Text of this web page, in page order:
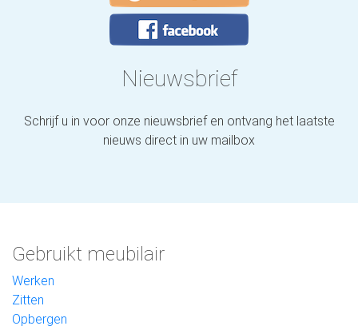
Nieuwsbrief
Schrijf u in voor onze nieuwsbrief en ontvang het laatste
nieuws direct in uw mailbox
Gebruikt meubilair
Werken
Zitten
Opbergen